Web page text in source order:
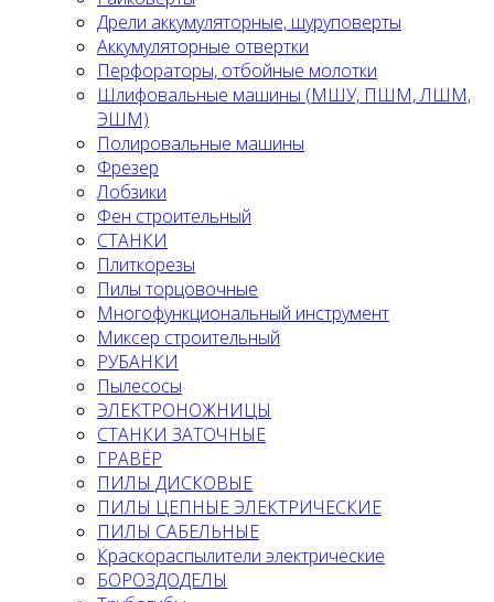
Дрели аккумуляторные, шуруповерты
Аккумуляторные отвертки
Перфораторы, отбойные молотки
Шлифовальные машины (МШУ, ПШМ, ЛШМ,
ЭШМ)
Полировальные машины
Фрезер
Лобзики
Фен строительный
СТАНКИ
Плиткорезы
Пилы торцовочные
Многофункциональный инструмент
Миксер строительный
РУБАНКИ
Пылесосы
ЭЛЕКТРОНОЖНИЦЫ
СТАНКИ ЗАТОЧНЫЕ
ГРАВЁР
ПИЛЫ ДИСКОВЫЕ
ПИЛЫ ЦЕПНЫЕ ЭЛЕКТРИЧЕСКИЕ
ПИЛЫ САБЕЛЬНЫЕ
Краскораспылители электрические
БОРОЗДОДЕЛЫ